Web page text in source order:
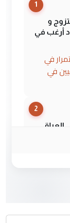
1
و
أرغب في
في
في
2
العراق
فيه